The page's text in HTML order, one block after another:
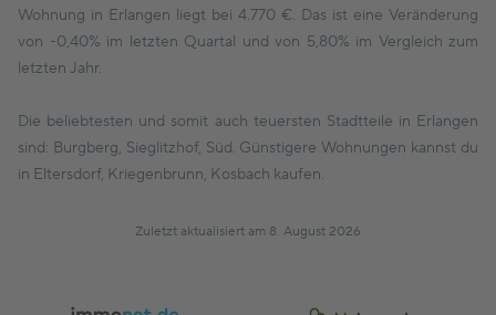
Wohnung in Erlangen liegt bei 4.770 €. Das ist eine Veränderung
von -0,40% im letzten Quartal und von 5,80% im Vergleich zum
letzten Jahr.
Die beliebtesten und somit auch teuersten Stadtteile in Erlangen
sind: Burgberg, Sieglitzhof, Süd. Günstigere Wohnungen kannst du
in Eltersdorf, Kriegenbrunn, Kosbach kaufen.
Zuletzt aktualisiert am 8. August 2026